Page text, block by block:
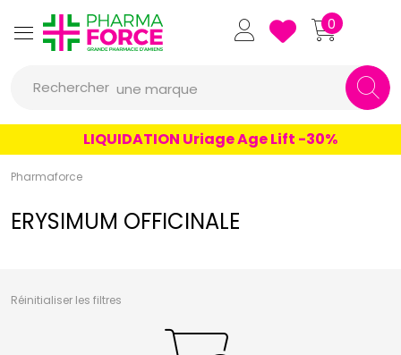
Pharmaforce Grande Pharmacie
0
Rechercher
un conseil
un produit
une marque
LIQUIDATION Uriage Age Lift -30%
Pharmaforce
ERYSIMUM OFFICINALE
Réinitialiser les filtres